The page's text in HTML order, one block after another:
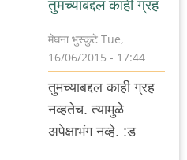
तुमच्याबद्दल काही ग्रह
मेघना भुस्कुटे Tue,
16/06/2015 - 17:44
reply
to
तुमच्याबद्दल काही ग्रह
नव्हतेच. त्यामुळे
अपेक्षाभंग नव्हे. :ड